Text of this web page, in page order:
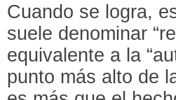
Cuando se logra,
suele denominar
equivalente a la
punto más alto de